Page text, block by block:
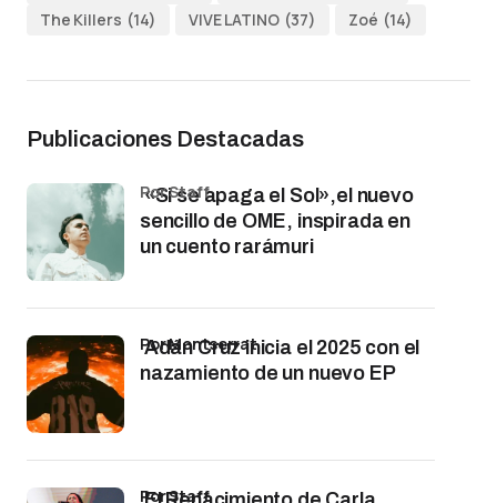
The Killers (14) VIVE LATINO (37) Zoé (14)
Publicaciones Destacadas
«Si se apaga el Sol»,el nuevo
sencillo de OME, inspirada en
un cuento rarámuri
por Staff
Adán Cruz inicia el 2025 con el
nazamiento de un nuevo EP
por Montserrat
por Staff